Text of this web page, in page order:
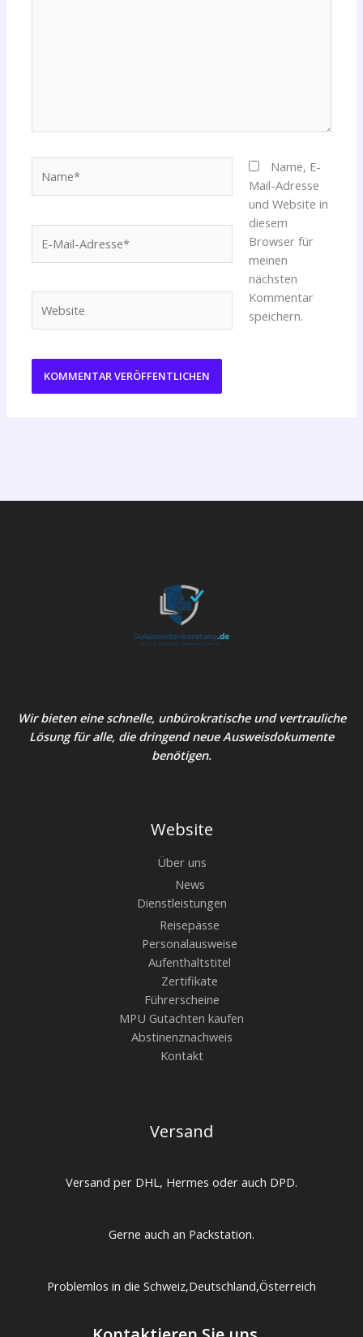
Mail-
Name, E-
Mail-Adresse
und Website in
diesem
Browser für
meinen
nächsten
Kommentar
speichern.
Wir bieten eine schnelle, unbürokratische und vertrauliche
Lösung für alle, die dringend neue Ausweisdokumente
benötigen.
Website
Über uns
News
Dienstleistungen
Reisepässe
Personalausweise
Aufenthaltstitel
Zertifikate
Führerscheine
MPU Gutachten kaufen
Abstinenznachweis
Kontakt
Versand
Versand per DHL, Hermes oder auch DPD.
Gerne auch an Packstation.
Problemlos in die Schweiz,Deutschland,Österreich